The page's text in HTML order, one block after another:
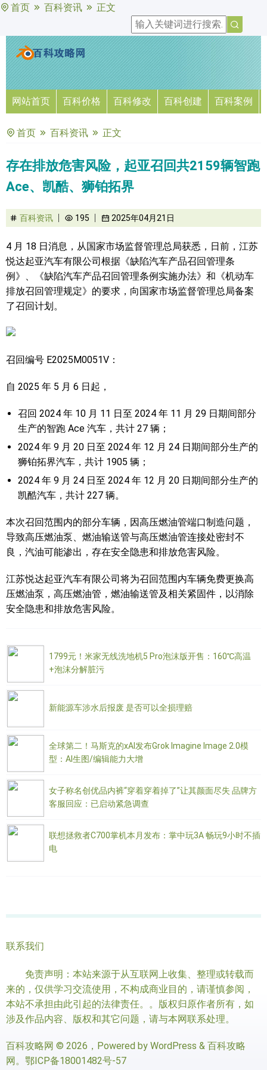
首页 百科资讯 正文
网站首页 百科价格 百科修改 百科创建 百科案例
首页 百科资讯 正文
存在排放危害风险，起亚召回共2159辆智跑
Ace、凯酷、狮铂拓界
百科资讯 195 2025年04月21日
4 月 18 日消息，从国家市场监督管理总局获悉，日前，江苏
悦达起亚汽车有限公司根据《缺陷汽车产品召回管理条
例》、《缺陷汽车产品召回管理条例实施办法》和《机动车
排放召回管理规定》的要求，向国家市场监督管理总局备案
了召回计划。
召回编号 E2025M0051V：
自 2025 年 5 月 6 日起，
召回 2024 年 10 月 11 日至 2024 年 11 月 29 日期间部分
生产的智跑 Ace 汽车，共计 27 辆；
2024 年 9 月 20 日至 2024 年 12 月 24 日期间部分生产的
狮铂拓界汽车，共计 1905 辆；
2024 年 9 月 24 日至 2024 年 12 月 20 日期间部分生产的
凯酷汽车，共计 227 辆。
本次召回范围内的部分车辆，因高压燃油管端口制造问题，
导致高压燃油泵、燃油输送管与高压燃油管连接处密封不
良，汽油可能渗出，存在安全隐患和排放危害风险。
江苏悦达起亚汽车有限公司将为召回范围内车辆免费更换高
压燃油泵，高压燃油管，燃油输送管及相关紧固件，以消除
安全隐患和排放危害风险。
1799元！米家无线洗地机5 Pro泡沫版开售：160℃高温
+泡沫分解脏污
新能源车涉水后报废 是否可以全损理赔
全球第二！马斯克的xAI发布Grok Imagine Image 2.0模
型：AI生图/编辑能力大增
女子称名创优品内裤“穿着穿着掉了”让其颜面尽失 品牌方
客服回应：已启动紧急调查
联想拯救者C700掌机本月发布：掌中玩3A 畅玩9小时不插
电
联系我们
免责声明：本站来源于从互联网上收集、整理或转载而
来的，仅供学习交流使用，不构成商业目的，请谨慎参阅，
本站不承担由此引起的法律责任。。版权归原作者所有，如
涉及作品内容、版权和其它问题，请与本网联系处理。
百科攻略网 © 2026，Powered by WordPress & 百科攻略
网。 鄂ICP备18001482号-57